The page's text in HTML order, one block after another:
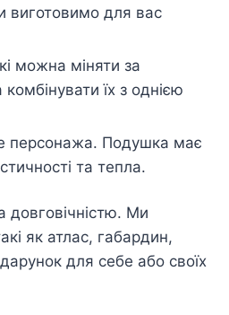
виготовимо для вас
можна міняти за
їх з однією
персонажа. Подушка має
та тепла.
довговічністю. Ми
як атлас, габардин,
для себе або своїх